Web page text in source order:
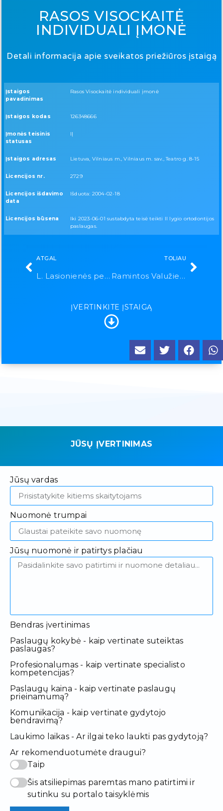
RASOS VISOCKAITĖ
INDIVIDUALI ĮMONĖ
Detali informacija apie sveikatos priežiūros įstaigą
Įstaigos
pavadinimas
Rasos Visockaitė individuali įmonė
Įstaigos kodas 126348666
Įmonės teisinis
statusas
IĮ
Įstaigos adresas Lietuva, Vilniaus m., Vilniaus m. sav., Teatro g. 8-15
Licencijos nr. 2729
Licencijos išdavimo
data
Išduota: 2004-02-18
Licencijos būsena
Iki 2023-06-01 sustabdyta teisė teikti II lygio ortodontijos
paslaugas.
ATGAL
L. Lasionienės personalinė įmonė
TOLIAU
Ramintos Valužienės individualiai įmonė „Ramteka“
ĮVERTINKITE ĮSTAIGĄ
JŪSŲ ĮVERTINIMAS
Jūsų vardas
Nuomonė trumpai
Jūsų nuomonė ir patirtys plačiau
Bendras įvertinimas
Paslaugų kokybė - kaip vertinate suteiktas
paslaugas?
Profesionalumas - kaip vertinate specialisto
kompetencijas?
Paslaugų kaina - kaip vertinate paslaugų
prieinamumą?
Komunikacija - kaip vertinate gydytojo
bendravimą?
Laukimo laikas - Ar ilgai teko laukti pas gydytoją?
Ar rekomenduotumėte draugui?
Taip
Šis atsiliepimas paremtas mano patirtimi ir
sutinku su portalo taisyklėmis